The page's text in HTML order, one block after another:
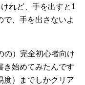
れど、手を出すと1
で、手を出さないよ
の）完全初心者向け
き始めてみたんです
度）までしかクリア